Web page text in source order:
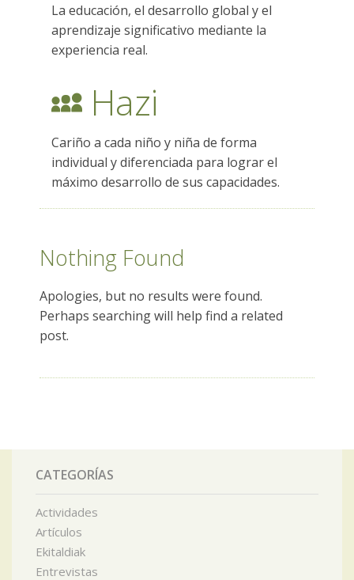
La educación, el desarrollo global y el
aprendizaje significativo mediante la
experiencia real.
Hazi
Cariño a cada niño y niña de forma
individual y diferenciada para lograr el
máximo desarrollo de sus capacidades.
Nothing Found
Apologies, but no results were found.
Perhaps searching will help find a related
post.
CATEGORÍAS
Actividades
Artículos
Ekitaldiak
Entrevistas